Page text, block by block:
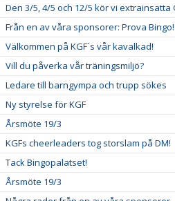
Den 3/5, 4/5 och 12/5 kör vi extrainsatta
Från en av våra sponsorer: Prova Bingo!
Välkommen på KGF`s vår kavalkad!
Vill du påverka vår träningsmiljö?
Ledare till barngympa och trupp sökes
Ny styrelse för KGF
Årsmöte 19/3
KGFs cheerleaders tog storslam på DM!
Tack Bingopalatset!
Årsmöte 19/3